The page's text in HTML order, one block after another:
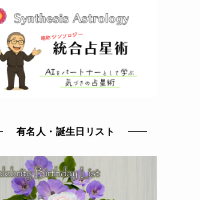
有名人・誕生日リスト